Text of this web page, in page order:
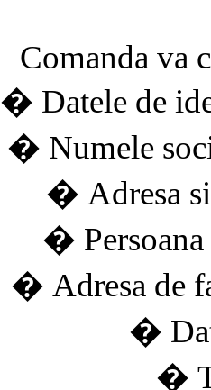
Comanda va
� Datele de
� Numele
� Adresa
� Persoana
� Adresa de
�
�